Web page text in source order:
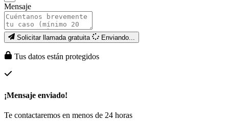
Mensaje
Solicitar llamada gratuita Enviando...
Tus datos están protegidos
¡Mensaje enviado!
Te contactaremos en menos de 24 horas